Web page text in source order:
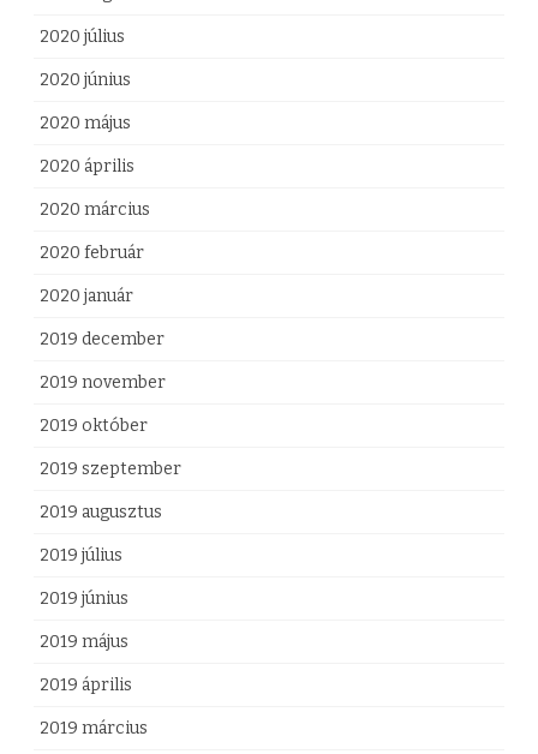
2020 július
2020 június
2020 május
2020 április
2020 március
2020 február
2020 január
2019 december
2019 november
2019 október
2019 szeptember
2019 augusztus
2019 július
2019 június
2019 május
2019 április
2019 március